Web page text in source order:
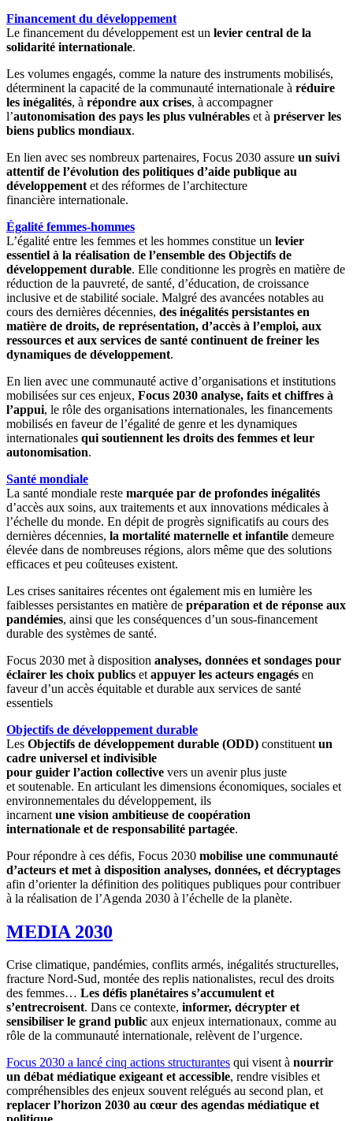
Financement du développement
Le financement du développement est un levier central de la
solidarité internationale.
Les volumes engagés, comme la nature des instruments mobilisés,
déterminent la capacité de la communauté internationale à réduire
les inégalités, à répondre aux crises, à accompagner
l’autonomisation des pays les plus vulnérables et à préserver les
biens publics mondiaux.
En lien avec ses nombreux partenaires, Focus 2030 assure un suivi
attentif de l’évolution des politiques d’aide publique au
développement et des réformes de l’architecture
financière internationale.
Égalité femmes-hommes
L’égalité entre les femmes et les hommes constitue un levier
essentiel à la réalisation de l’ensemble des Objectifs de
développement durable. Elle conditionne les progrès en matière de
réduction de la pauvreté, de santé, d’éducation, de croissance
inclusive et de stabilité sociale. Malgré des avancées notables au
cours des dernières décennies, des inégalités persistantes en
matière de droits, de représentation, d’accès à l’emploi, aux
ressources et aux services de santé continuent de freiner les
dynamiques de développement.
En lien avec une communauté active d’organisations et institutions
mobilisées sur ces enjeux, Focus 2030 analyse, faits et chiffres à
l’appui, le rôle des organisations internationales, les financements
mobilisés en faveur de l’égalité de genre et les dynamiques
internationales qui soutiennent les droits des femmes et leur
autonomisation.
Santé mondiale
La santé mondiale reste marquée par de profondes inégalités
d’accès aux soins, aux traitements et aux innovations médicales à
l’échelle du monde. En dépit de progrès significatifs au cours des
dernières décennies, la mortalité maternelle et infantile demeure
élevée dans de nombreuses régions, alors même que des solutions
efficaces et peu coûteuses existent.
Les crises sanitaires récentes ont également mis en lumière les
faiblesses persistantes en matière de préparation et de réponse aux
pandémies, ainsi que les conséquences d’un sous-financement
durable des systèmes de santé.
Focus 2030 met à disposition analyses, données et sondages pour
éclairer les choix publics et appuyer les acteurs engagés en
faveur d’un accès équitable et durable aux services de santé
essentiels
Objectifs de développement durable
Les Objectifs de développement durable (ODD) constituent un
cadre universel et indivisible
pour guider l’action collective vers un avenir plus juste
et soutenable. En articulant les dimensions économiques, sociales et
environnementales du développement, ils
incarnent une vision ambitieuse de coopération
internationale et de responsabilité partagée.
Pour répondre à ces défis, Focus 2030 mobilise une communauté
d’acteurs et met à disposition analyses, données, et décryptages
afin d’orienter la définition des politiques publiques pour contribuer
à la réalisation de l’Agenda 2030 à l’échelle de la planète.
MEDIA 2030
Crise climatique, pandémies, conflits armés, inégalités structurelles,
fracture Nord-Sud, montée des replis nationalistes, recul des droits
des femmes… Les défis planétaires s’accumulent et
s’entrecroisent. Dans ce contexte, informer, décrypter et
sensibiliser le grand public aux enjeux internationaux, comme au
rôle de la communauté internationale, relèvent de l’urgence.
Focus 2030 a lancé cinq actions structurantes qui visent à nourrir
un débat médiatique exigeant et accessible, rendre visibles et
compréhensibles des enjeux souvent relégués au second plan, et
replacer l’horizon 2030 au cœur des agendas médiatique et